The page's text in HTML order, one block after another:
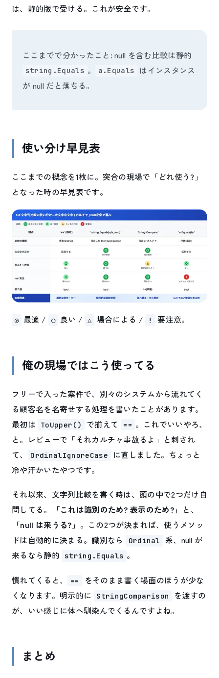
は、静的版で受ける。これが安全です。
ここまでで分かったこと: null を含む比較は静的
string.Equals 。 a.Equals
はインスタンス
が null だと落ちる。
使い分け早見表
ここまでの概念を1枚に。突合の現場で「どれ使う?」
となった時の早見表です。
◎ 最適 / ○ 良い / △ 場合による / ! 要注意。
俺の現場ではこう使ってる
フリーで入った案件で、別々のシステムから流れてく
る顧客名を名寄せする処理を書いたことがあります。
最初は
ToUpper() で揃えて == 。これでいいやろ、
と。レビューで「それカルチャ事故るよ」と刺され
て、
OrdinalIgnoreCase
に直しました。ちょっと
冷や汗かいたやつです。
それ以来、文字列比較を書く時は、頭の中で2つだけ自
問してる。
「これは識別のため? 表示のため?」 と、
「null は来うる?」 。この2つが決まれば、使うメソッ
ドは自動的に決まる。識別なら
Ordinal
系、null が
来るなら静的
string.Equals 。
慣れてくると、 ==
をそのまま書く場面のほうが少な
くなります。明示的に
StringComparison
を渡すの
が、いい感じに体へ馴染んでくるんですよね。
まとめ